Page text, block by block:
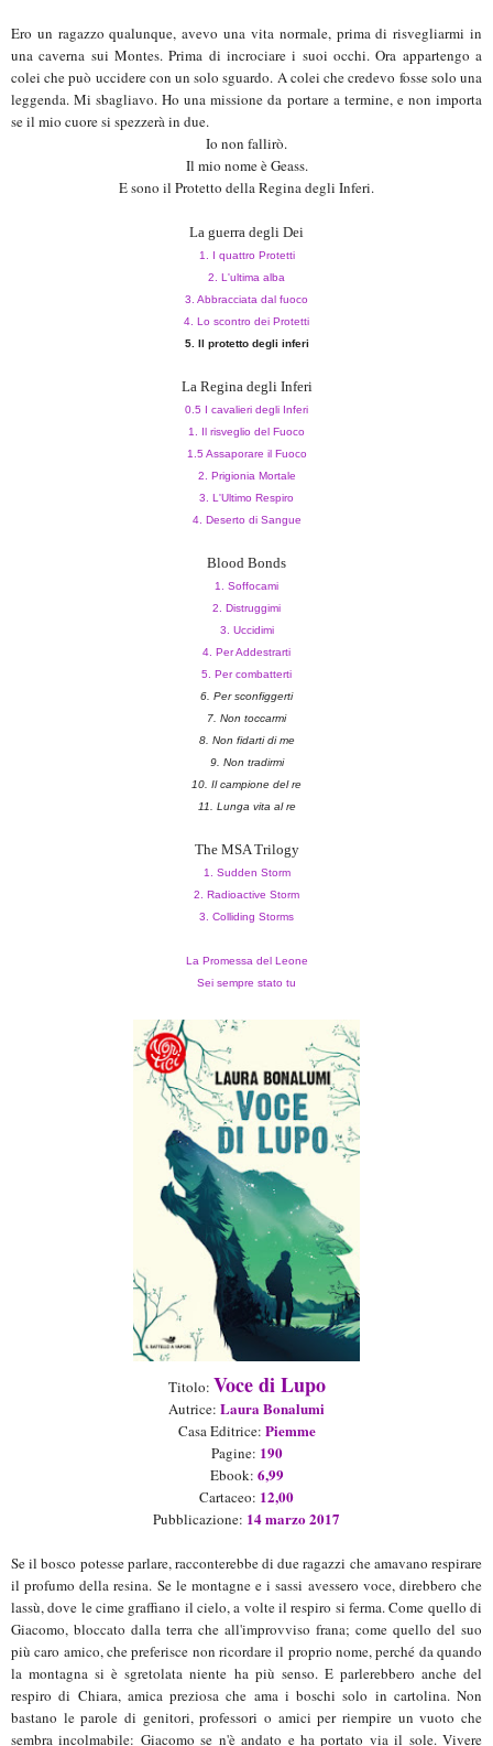
Ero un ragazzo qualunque, avevo una vita normale, prima di risvegliarmi in
una caverna sui Montes. Prima di incrociare i suoi occhi. Ora appartengo a
colei che può uccidere con un solo sguardo. A colei che credevo fosse solo una
leggenda. Mi sbagliavo. Ho una missione da portare a termine, e non importa
se il mio cuore si spezzerà in due.
Io non fallirò.
Il mio nome è Geass.
E sono il Protetto della Regina degli Inferi.
La guerra degli Dei
1. I quattro Protetti
2. L'ultima alba
3. Abbracciata dal fuoco
4. Lo scontro dei Protetti
5. Il protetto degli inferi
La Regina degli Inferi
0.5 I cavalieri degli Inferi
1. Il risveglio del Fuoco
1.5 Assaporare il Fuoco
2. Prigionia Mortale
3. L'Ultimo Respiro
4. Deserto di Sangue
Blood Bonds
1. Soffocami
2. Distruggimi
3. Uccidimi
4. Per Addestrarti
5. Per combatterti
6. Per sconfiggerti
7. Non toccarmi
8. Non fidarti di me
9. Non tradirmi
10. Il campione del re
11. Lunga vita al re
The MSA Trilogy
1. Sudden Storm
2. Radioactive Storm
3. Colliding Storms
La Promessa del Leone
Sei sempre stato tu
Titolo: Voce di Lupo
Autrice: Laura Bonalumi
Casa Editrice: Piemme
Pagine: 190
Ebook: 6,99
Cartaceo: 12,00
Pubblicazione: 14 marzo 2017
Se il bosco potesse parlare, racconterebbe di due ragazzi che amavano respirare
il profumo della resina. Se le montagne e i sassi avessero voce, direbbero che
lassù, dove le cime graffiano il cielo, a volte il respiro si ferma. Come quello di
Giacomo, bloccato dalla terra che all'improvviso frana; come quello del suo
più caro amico, che preferisce non ricordare il proprio nome, perché da quando
la montagna si è sgretolata niente ha più senso. E parlerebbero anche del
respiro di Chiara, amica preziosa che ama i boschi solo in cartolina. Non
bastano le parole di genitori, professori o amici per riempire un vuoto che
sembra incolmabile: Giacomo se n'è andato e ha portato via il sole. Vivere